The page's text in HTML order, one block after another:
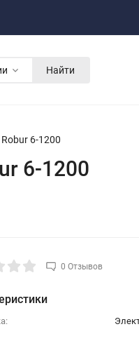
Найти
6-1200
6-1200
0 Отзывов